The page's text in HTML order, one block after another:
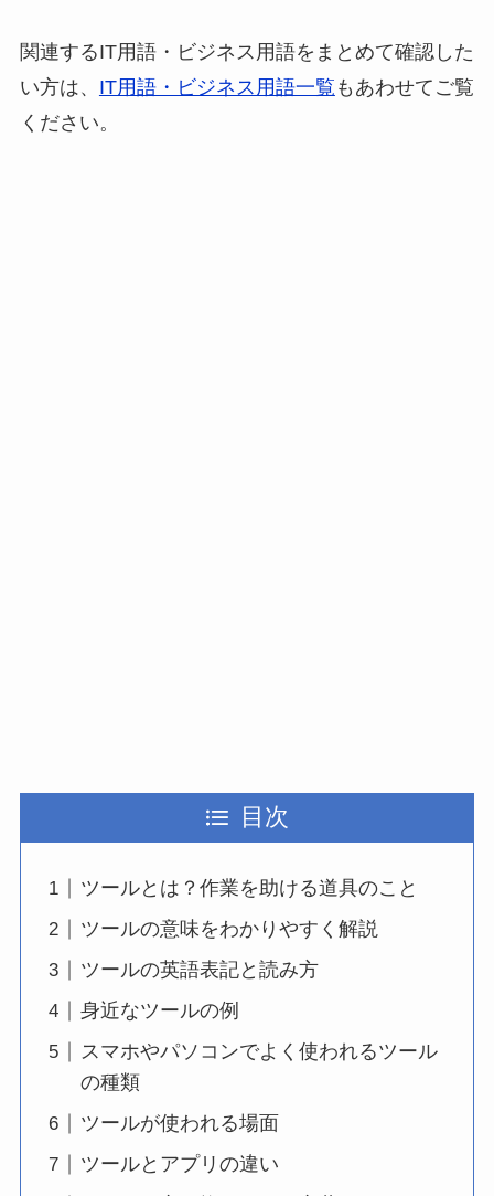
関連するIT用語・ビジネス用語をまとめて確認した
い方は、 IT用語・ビジネス用語一覧 もあわせてご覧
ください。
目次
ツールとは？作業を助ける道具のこと
ツールの意味をわかりやすく解説
ツールの英語表記と読み方
身近なツールの例
スマホやパソコンでよく使われるツール
の種類
ツールが使われる場面
ツールとアプリの違い